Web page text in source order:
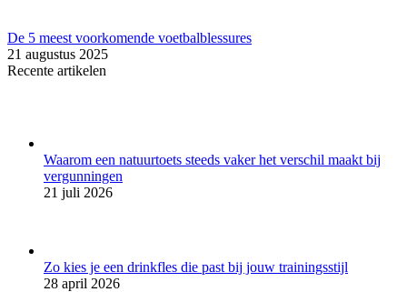
De 5 meest voorkomende voetbalblessures
21 augustus 2025
Recente artikelen
Waarom een natuurtoets steeds vaker het verschil maakt bij
vergunningen
21 juli 2026
Zo kies je een drinkfles die past bij jouw trainingsstijl
28 april 2026